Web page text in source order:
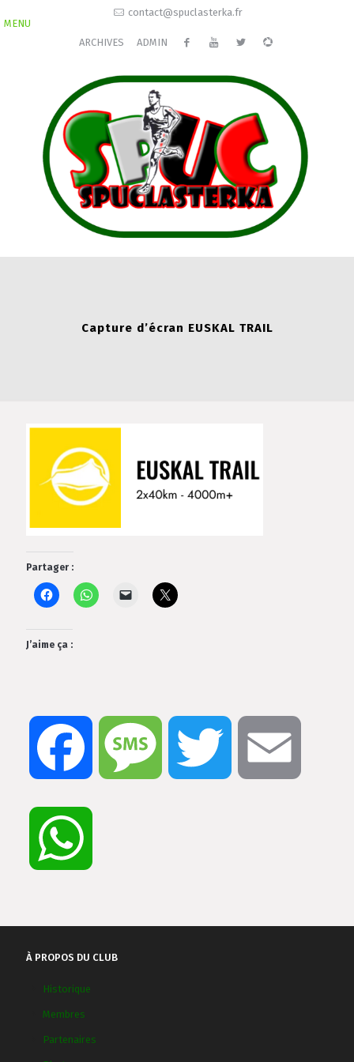
contact@spuclasterka.fr
ARCHIVES ADMIN
MENU
Capture d’écran EUSKAL TRAIL
Partager :
J’aime ça :
Facebook Message Twitter
À PROPOS DU CLUB
Historique
Membres
Partenaires